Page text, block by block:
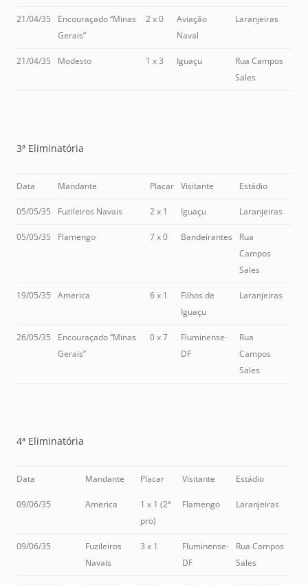
21/04/35
Encouraçado “Minas
Gerais”
2 x 0
Aviação
Naval
Laranjeiras
21/04/35 Modesto 1 x 3 Iguaçu
Rua Campos
Sales
3ª Eliminatória
Data Mandante Placar Visitante Estádio
05/05/35 Fuzileiros Navais 2 x 1 Iguaçu Laranjeiras
05/05/35 Flamengo 7 x 0 Bandeirantes
Rua
Campos
Sales
19/05/35 America 6 x 1
Filhos de
Iguaçu
Laranjeiras
26/05/35
Encouraçado “Minas
Gerais”
0 x 7
Fluminense-
DF
Rua
Campos
Sales
4ª Eliminatória
Data Mandante Placar Visitante Estádio
09/06/35 America
1 x 1 (2ª
pro)
Flamengo Laranjeiras
09/06/35
Fuzileiros
Navais
3 x 1
Fluminense-
DF
Rua Campos
Sales